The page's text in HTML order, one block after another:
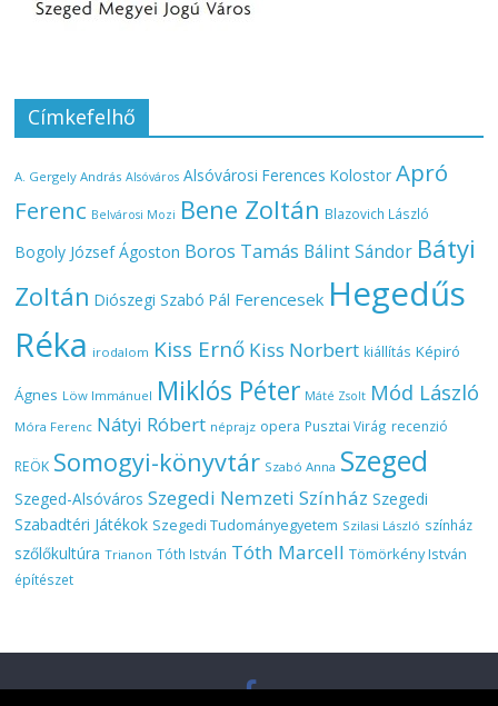
Címkefelhő
A. Gergely András Alsóváros Alsóvárosi Ferences Kolostor Apró
Ferenc Belvárosi Mozi Bene Zoltán Blazovich László
Bogoly József Ágoston Boros Tamás Bálint Sándor Bátyi
Zoltán Diószegi Szabó Pál Ferencesek Hegedűs
Réka irodalom Kiss Ernő Kiss Norbert kiállítás Képiró
Ágnes Löw Immánuel Miklós Péter Máté Zsolt Mód László
Móra Ferenc Nátyi Róbert néprajz opera Pusztai Virág recenzió
REÖK Somogyi-könyvtár Szabó Anna Szeged
Szeged-Alsóváros Szegedi Nemzeti Színház Szegedi
Szabadtéri Játékok Szegedi Tudományegyetem Szilasi László színház
szőlőkultúra Trianon Tóth István Tóth Marcell Tömörkény István
építészet